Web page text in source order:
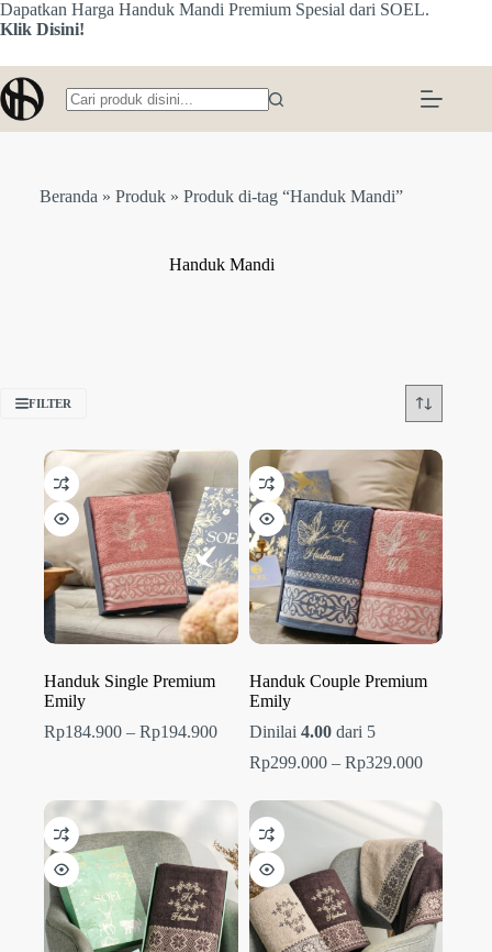
Skip
to
Dapatkan Harga Handuk Mandi Premium Spesial dari SOEL.
Klik Disini!
Beranda »Produk »Produk di-tag “Handuk Mandi”
Handuk Mandi
FILTER
Handuk Single Premium
Emily
Rp184.900 – Rp194.900Rentang
Rp184.900
Rp194.900
Handuk Couple Premium
Emily
Dinilai 4.00dari 5
Rp299.000 – Rp329.000Rentang